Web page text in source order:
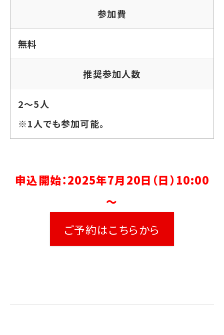
参加費
無料
推奨参加人数
2～5人
※1人でも参加可能。
申込開始：2025年7月20日（日）10:00
～
ご予約はこちらから